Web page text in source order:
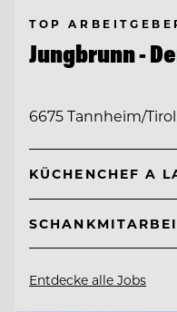
TOP
Jungbrunn -
6675 Tannheim/
KÜCHENCHEF A
Entdecke alle Jobs